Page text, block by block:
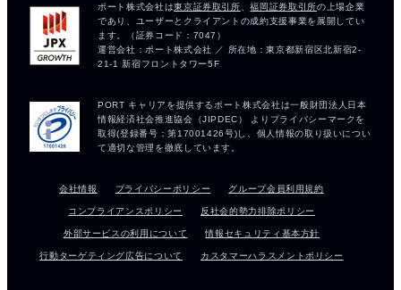
会社情報 プライバシーポリシー グループ会員利用規約
コンプライアンスポリシー 反社会的勢力排除ポリシー
外部サービスの利用について 情報セキュリティ基本方針
行動ターゲティング広告について カスタマーハラスメントポリシー